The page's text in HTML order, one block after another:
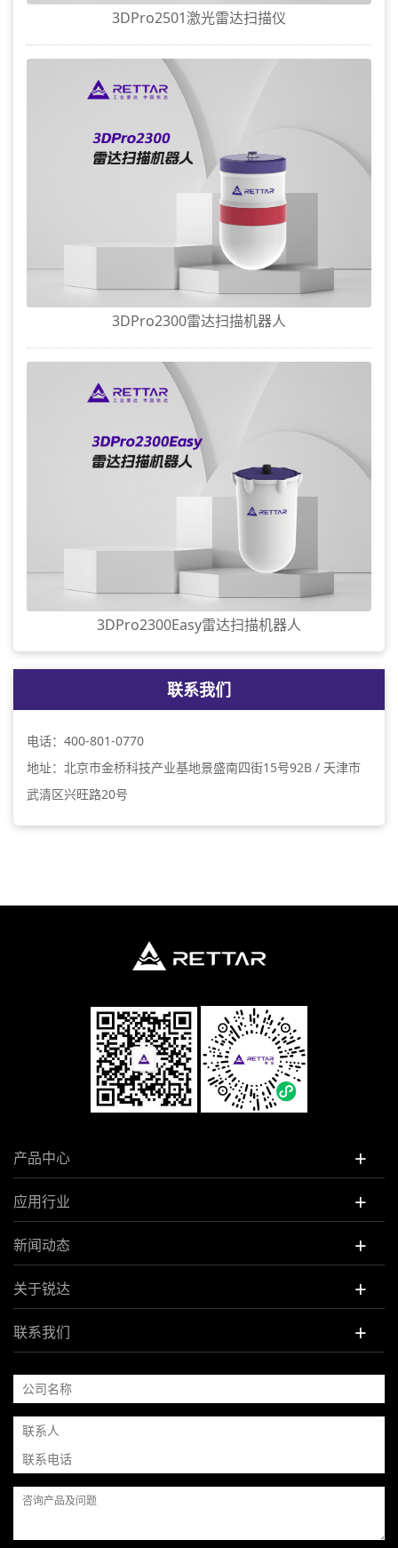
3DPro2501激光雷达扫描仪
3DPro2300雷达扫描机器人
3DPro2300Easy雷达扫描机器人
联系我们
电话：400-801-0770
地址：北京市金桥科技产业基地景盛南四街15号92B / 天津市
武清区兴旺路20号
产品中心 +
应用行业 +
新闻动态 +
关于锐达 +
联系我们 +